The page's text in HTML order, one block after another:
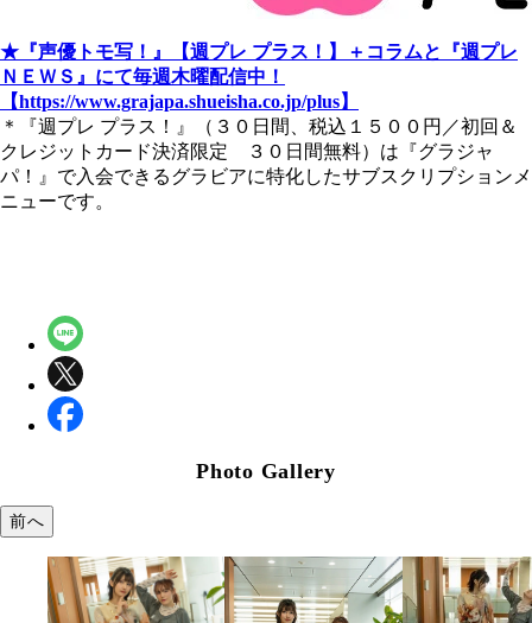
★『声優トモ写！』【週プレ プラス！】＋コラムと『週プレ
ＮＥＷＳ』にて毎週木曜配信中！
【https://www.grajapa.shueisha.co.jp/plus】
＊『週プレ プラス！』（３０日間、税込１５００円／初回＆
クレジットカード決済限定 ３０日間無料）は『グラジャ
パ！』で入会できるグラビアに特化したサブスクリプションメ
ニューです。
Photo Gallery
前へ